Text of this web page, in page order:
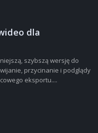
dla
szybszą wersję do
przycinanie i podglądy
eksportu....